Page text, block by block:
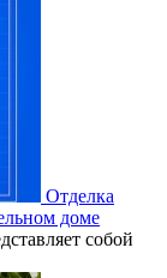
Отделка
доме
собой